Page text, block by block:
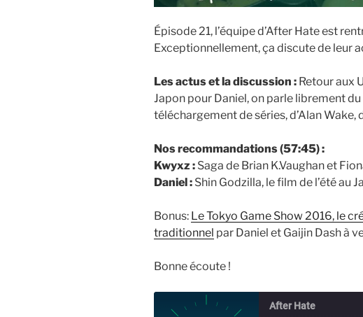
Épisode 21, l’équipe d’After Hate est
Exceptionnellement, ça discute de leur
Les actus et la discussion : Retour aux
Japon pour Daniel, on parle librement
téléchargement de séries, d’Alan Wake,
Nos recommandations (57:45) :
Kwyxz : Saga de Brian K.Vaughan et
Daniel : Shin Godzilla, le film de l’été au
Bonus: Le Tokyo Game Show 2016, le
traditionnel par Daniel et Gaijin Dash à
Bonne écoute !
After Hate